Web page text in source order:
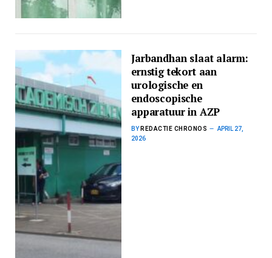
Jarbandhan slaat alarm:
ernstig tekort aan
urologische en
endoscopische
apparatuur in AZP
BY REDACTIE CHRONOS
APRIL 27,
2026